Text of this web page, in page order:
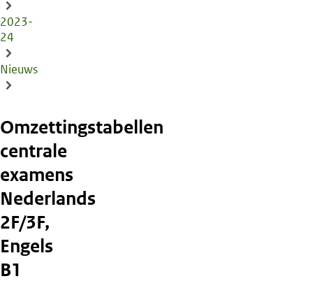
Kruimelpad
2023-
24
Nieuws
Omzettingstabellen
centrale
examens
Nederlands
2F/3F,
Engels
B1